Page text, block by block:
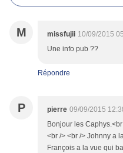
M missfujii 10/09/2015
Une info pub ??
Répondre
P pierre 09/09/2015
Bonjour les
<br /> <br /> Johnny a
François a la vue qui